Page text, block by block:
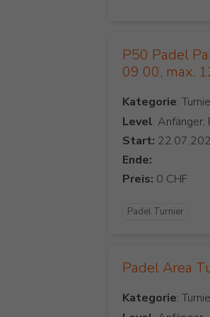
P50 Padel
09 00, max.
Kategorie
Level:
Start:
Ende:
Preis:
Padel Turnier
Padel Area
Kategorie